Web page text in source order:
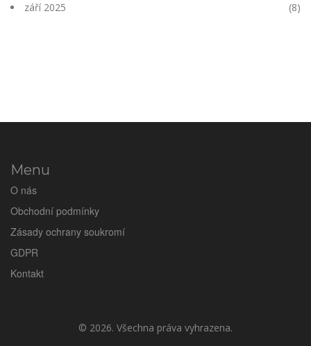
září 2025 (8)
Menu
O nás
Obchodní podmínky
Zásady ochrany soukromí
GDPR
Kontakt
© 2026. Všechna práva vyhrazena.